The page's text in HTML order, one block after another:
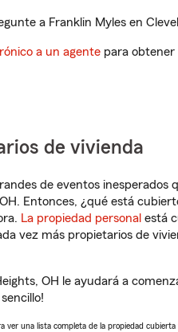
a Franklin Myles en
a un agente para obtener
de vivienda
de eventos inesperados
Entonces, ¿qué está
La propiedad personal está
vez más propietarios de
OH le ayudará a
ver una lista completa de la propiedad